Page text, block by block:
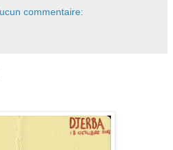
commentaire: